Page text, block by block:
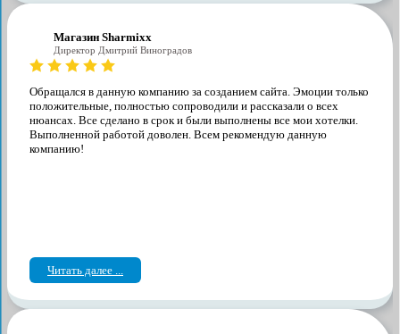
Магазин Sharmixx
Директор Дмитрий Виноградов
Обращался в данную компанию за созданием сайта. Эмоции только
положительные, полностью сопроводили и рассказали о всех
нюансах. Все сделано в срок и были выполнены все мои хотелки.
Выполненной работой доволен. Всем рекомендую данную
компанию!
Читать далее ...